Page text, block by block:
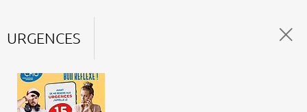
URGENCES